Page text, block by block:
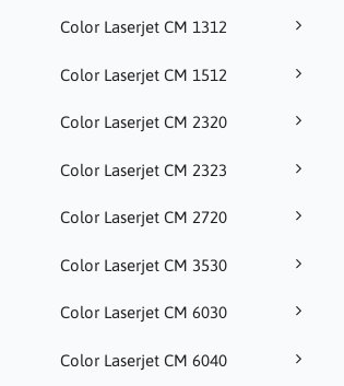
Color Laserjet CM 1312
Color Laserjet CM 1512
Color Laserjet CM 2320
Color Laserjet CM 2323
Color Laserjet CM 2720
Color Laserjet CM 3530
Color Laserjet CM 6030
Color Laserjet CM 6040